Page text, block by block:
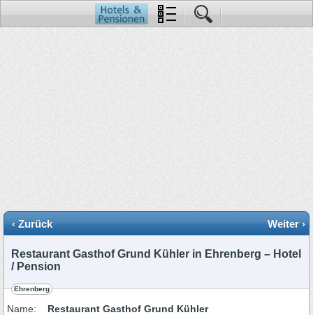
‹ Zurück Weiter ›
Restaurant Gasthof Grund Kühler in Ehrenberg – Hotel
/ Pension
Ehrenberg
Name: Restaurant Gasthof Grund Kühler